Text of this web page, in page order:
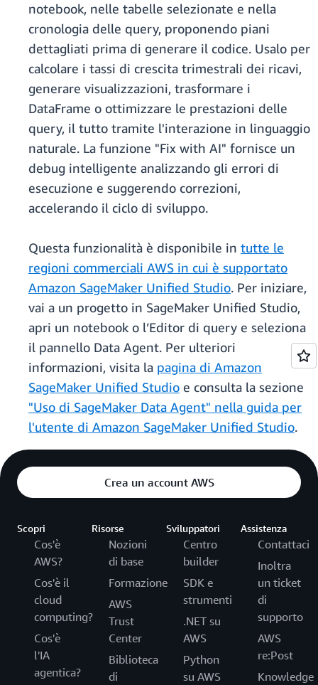
notebook, nelle tabelle selezionate e nella
cronologia delle query, proponendo piani
dettagliati prima di generare il codice. Usalo per
calcolare i tassi di crescita trimestrali dei ricavi,
generare visualizzazioni, trasformare i
DataFrame o ottimizzare le prestazioni delle
query, il tutto tramite l'interazione in linguaggio
naturale. La funzione "Fix with AI" fornisce un
debug intelligente analizzando gli errori di
esecuzione e suggerendo correzioni,
accelerando il ciclo di sviluppo.
Questa funzionalità è disponibile in tutte le
regioni commerciali AWS in cui è supportato
Amazon SageMaker Unified Studio. Per iniziare,
vai a un progetto in SageMaker Unified Studio,
apri un notebook o l’Editor di query e seleziona
il pannello Data Agent. Per ulteriori
informazioni, visita la pagina di Amazon
SageMaker Unified Studio e consulta la sezione
"Uso di SageMaker Data Agent" nella guida per
l'utente di Amazon SageMaker Unified Studio.
Crea un account AWS
Scopri
Cos'è
AWS?
Cos'è il
cloud
computing?
Cos'è
l'IA
agentica?
Risorse
Nozioni
di base
Formazione
AWS
Trust
Center
Biblioteca
di
Sviluppatori
Centro
builder
SDK e
strumenti
.NET su
AWS
Python
su AWS
Assistenza
Contattaci
Inoltra
un ticket
di
supporto
AWS
re:Post
Knowledge